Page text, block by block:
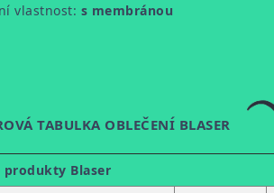
vlastnost: s membránou
TABULKA OBLEČENÍ BLASER
produkty Blaser